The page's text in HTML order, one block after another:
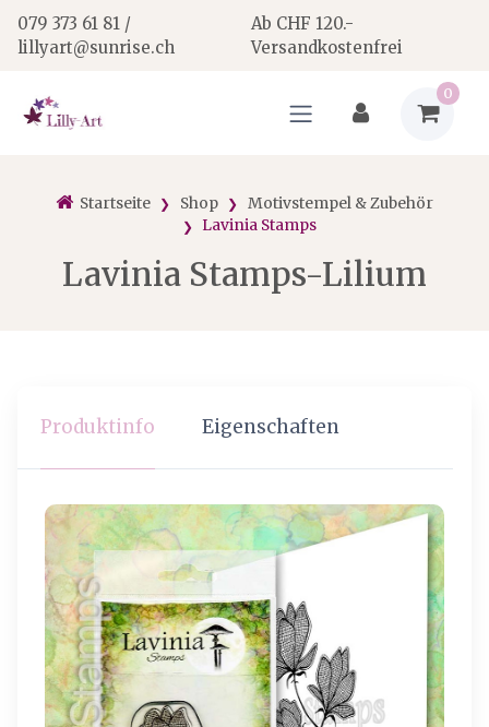
079 373 61 81 /
lillyart@sunrise.ch
Ab CHF 120.-
Versandkostenfrei
0
Startseite Shop
Motivstempel & Zubehör
Lavinia Stamps
Lavinia Stamps-Lilium
Produktinfo Eigenschaften